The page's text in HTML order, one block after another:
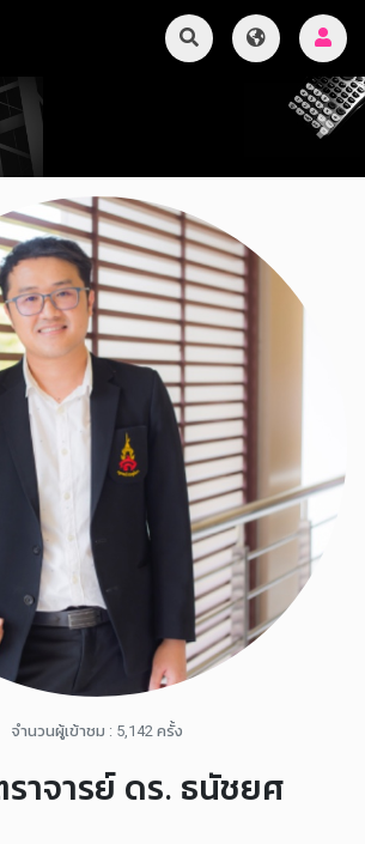
Next
จำนวนผู้เข้าชม : 5,142 ครั้ง
าจารย์ ดร. ธนัชยศ